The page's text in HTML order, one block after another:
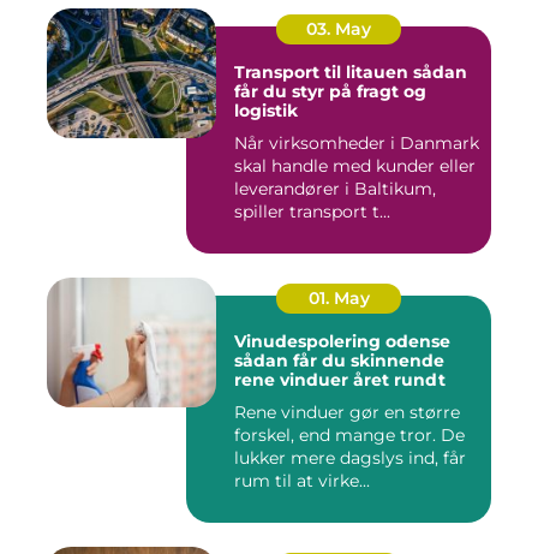
03. May
Transport til litauen sådan
får du styr på fragt og
logistik
Når virksomheder i Danmark
skal handle med kunder eller
leverandører i Baltikum,
spiller transport t...
01. May
Vinudespolering odense
sådan får du skinnende
rene vinduer året rundt
Rene vinduer gør en større
forskel, end mange tror. De
lukker mere dagslys ind, får
rum til at virke...